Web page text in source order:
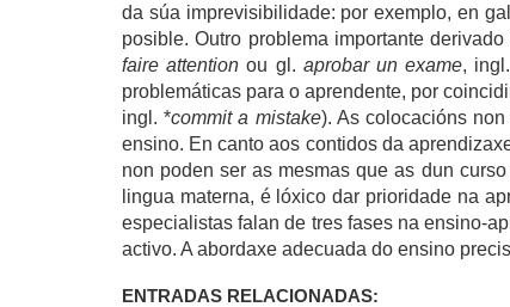
da súa imprevisibilidade: por exemplo, en
posible. Outro problema importante
faire attentionou gl. aprobar un exame, ingl.
problemáticas para o aprendente, por
ingl. *commit a mistake). As colocacións
ensino. En canto aos contidos da
non poden ser as mesmas que as dun
lingua materna, é lóxico dar prioridade na
especialistas falan de tres fases na ensino-
activo. A abordaxe adecuada do ensino
ENTRADAS RELACIONADAS: